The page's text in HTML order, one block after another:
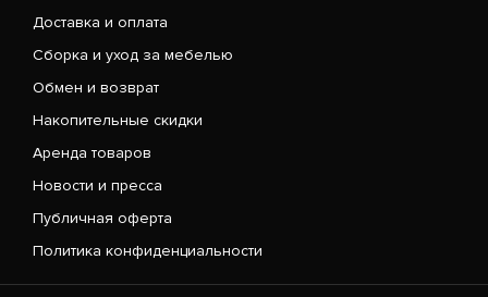
Доставка и оплата
Сборка и уход за мебелью
Обмен и возврат
Накопительные скидки
Аренда товаров
Новости и пресса
Публичная оферта
Политика конфиденциальности